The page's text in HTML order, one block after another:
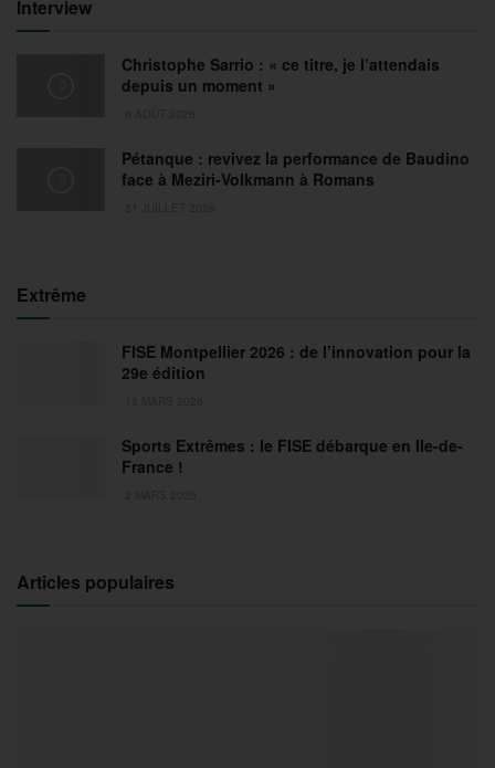
Interview
Christophe Sarrio : « ce titre, je l’attendais
depuis un moment »
Pétanque : revivez la performance de Baudino
face à Meziri-Volkmann à Romans
Extrême
FISE Montpellier 2026 : de l’innovation pour la
29e édition
Sports Extrêmes : le FISE débarque en Ile-de-
France !
Articles populaires